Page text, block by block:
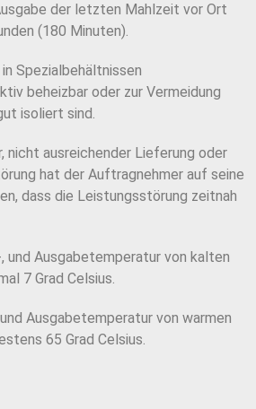
der letzten Mahlzeit vor Ort
(180 Minuten).
Spezialbehältnissen
beheizbar oder zur Vermeidung
isoliert sind.
nicht ausreichender Lieferung oder
hat der Auftragnehmer auf seine
dass die Leistungsstörung zeitnah
und Ausgabetemperatur von kalten
7 Grad Celsius.
Ausgabetemperatur von warmen
65 Grad Celsius.